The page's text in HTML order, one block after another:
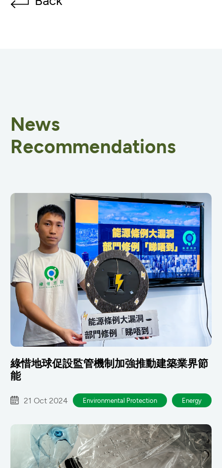
News
Recommendations
綠惜地球促設監管機制加強推動建築業界節
能
21 Oct 2024 Environmental Protection Energy